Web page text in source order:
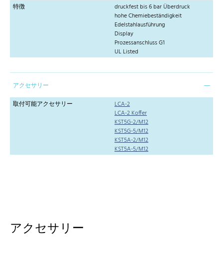
特徴
druckfest bis 6 bar Überdruck
hohe Chemiebeständigkeit
Edelstahlausführung
Display
Prozessanschluss G1
UL Listed
アクセサリー
取付可能アクセサリー
LCA-2
LCA-2 Koffer
KST5G-2/M12
KST5G-5/M12
KST5A-2/M12
KST5A-5/M12
アクセサリー